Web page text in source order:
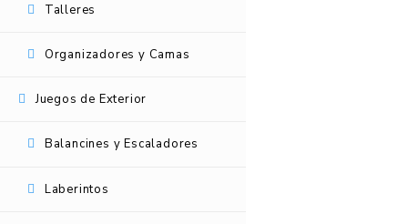
Talleres
Organizadores y Camas
Juegos de Exterior
Balancines y Escaladores
Laberintos